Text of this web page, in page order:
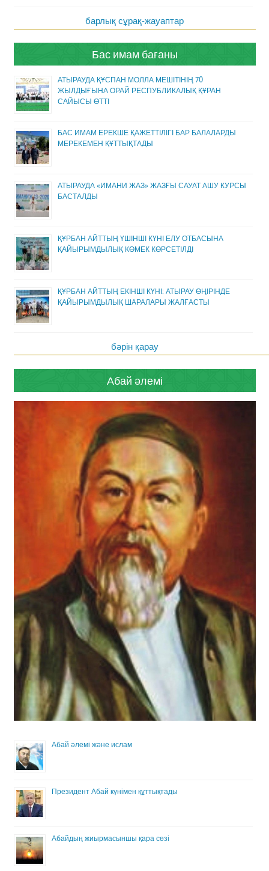
барлық сұрақ-жауаптар
Бас имам бағаны
АТЫРАУДА ҚҰСПАН МОЛЛА МЕШІТІНІҢ 70
ЖЫЛДЫҒЫНА ОРАЙ РЕСПУБЛИКАЛЫҚ ҚҰРАН
САЙЫСЫ ӨТТІ
БАС ИМАМ ЕРЕКШЕ ҚАЖЕТТІЛІГІ БАР БАЛАЛАРДЫ
МЕРЕКЕМЕН ҚҰТТЫҚТАДЫ
АТЫРАУДА «ИМАНИ ЖАЗ» ЖАЗҒЫ САУАТ АШУ КУРСЫ
БАСТАЛДЫ
ҚҰРБАН АЙТТЫҢ ҮШІНШІ КҮНІ ЕЛУ ОТБАСЫНА
ҚАЙЫРЫМДЫЛЫҚ КӨМЕК КӨРСЕТІЛДІ
ҚҰРБАН АЙТТЫҢ ЕКІНШІ КҮНІ: АТЫРАУ ӨҢІРІНДЕ
ҚАЙЫРЫМДЫЛЫҚ ШАРАЛАРЫ ЖАЛҒАСТЫ
бәрін қарау
Абай әлемі
Абай әлемі және ислам
Президент Абай күнімен құттықтады
Абайдың жиырмасыншы қара сөзі